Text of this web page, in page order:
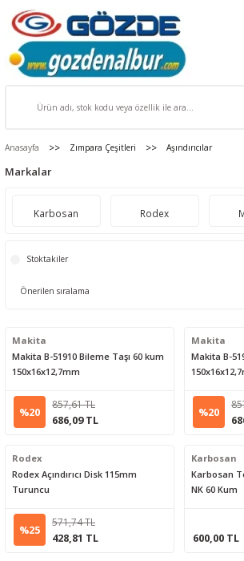
Anasayfa Zımpara Çeşitleri Aşındırıcılar
Markalar
Karbosan Rodex
Stoktakiler
Makita
Makita B-51910 Bileme Taşı 60 kum
150x16x12,7mm
%20
857,61 TL
686,09 TL
Makita
Makita B-
%20
Rodex
Rodex Açındırıcı Disk 115mm
Turuncu
%25
571,74 TL
428,81 TL
Karbosan
Karbosan
NK 60 Kum
600,00 TL